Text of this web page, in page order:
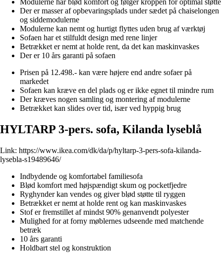
Modulerne har blød komfort og følger kroppen for optimal støtte
Der er masser af opbevaringsplads under sædet på chaiselongen
og siddemodulerne
Modulerne kan nemt og hurtigt flyttes uden brug af værktøj
Sofaen har et stilfuldt design med rene linjer
Betrækket er nemt at holde rent, da det kan maskinvaskes
Der er 10 års garanti på sofaen
Prisen på 12.498.- kan være højere end andre sofaer på
markedet
Sofaen kan kræve en del plads og er ikke egnet til mindre rum
Der kræves nogen samling og montering af modulerne
Betrækket kan slides over tid, især ved hyppig brug
HYLTARP 3-pers. sofa, Kilanda lyseblå
Link: https://www.ikea.com/dk/da/p/hyltarp-3-pers-sofa-kilanda-
lysebla-s19489646/
Indbydende og komfortabel familiesofa
Blød komfort med højspændigt skum og pocketfjedre
Ryghynder kan vendes og giver blød støtte til ryggen
Betrækket er nemt at holde rent og kan maskinvaskes
Stof er fremstillet af mindst 90% genanvendt polyester
Mulighed for at forny møblernes udseende med matchende
betræk
10 års garanti
Holdbart stel og konstruktion